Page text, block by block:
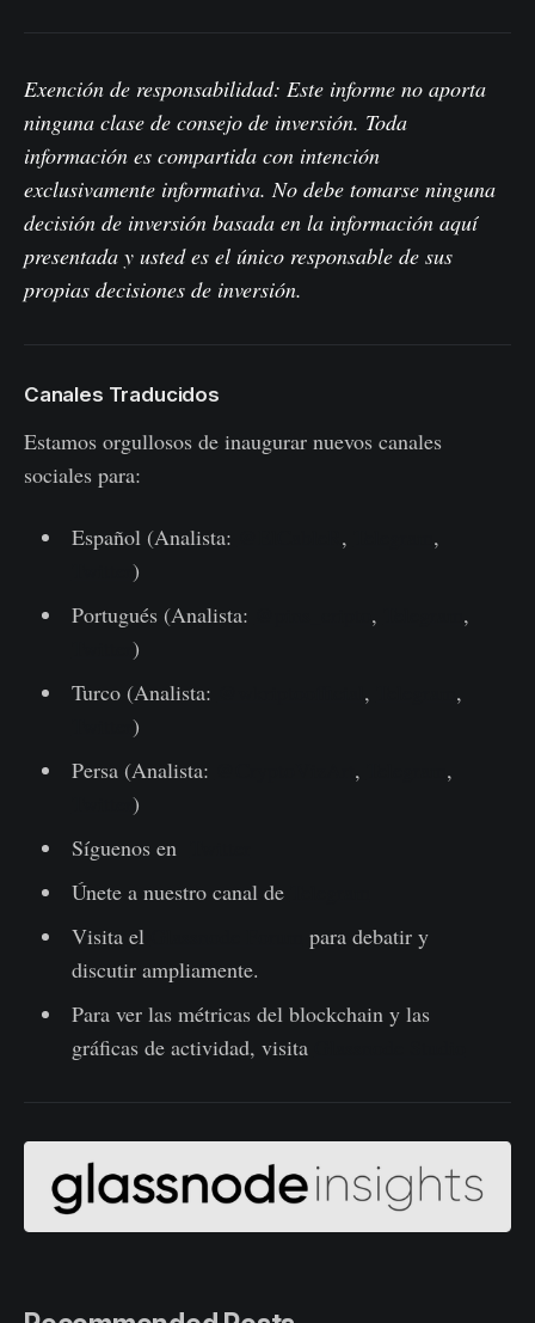
Exención de responsabilidad: Este informe no aporta
ninguna clase de consejo de inversión. Toda
información es compartida con intención
exclusivamente informativa. No debe tomarse ninguna
decisión de inversión basada en la información aquí
presentada y usted es el único responsable de sus
propias decisiones de inversión.
Canales Traducidos
Estamos orgullosos de inaugurar nuevos canales
sociales para:
Español (Analista: ,
,
)
Portugués (Analista:
,
,
)
Turco (Analista:
,
,
)
Persa (Analista:
,
,
)
Síguenos en
Únete a nuestro canal de
Visita el
para debatir y
discutir ampliamente.
Para ver las métricas del blockchain y las
gráficas de actividad, visita